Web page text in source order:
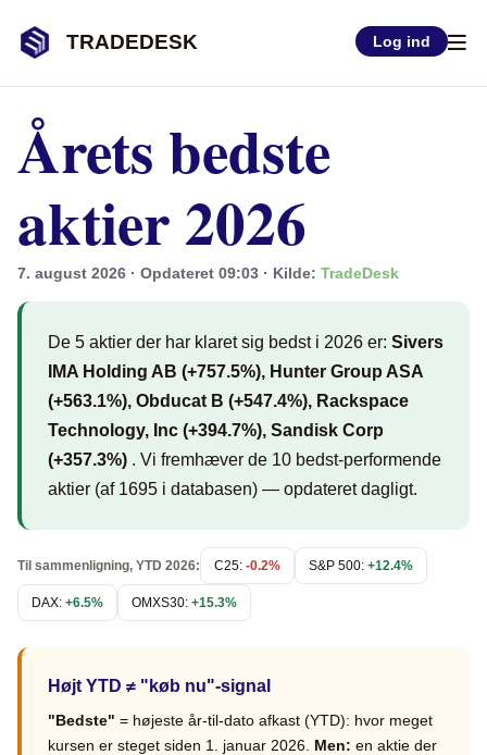
TRADEDESK Log ind
Årets bedste
aktier 2026
7. august 2026 · Opdateret 09:03 · Kilde: TradeDesk
De 5 aktier der har klaret sig bedst i 2026 er: Sivers
IMA Holding AB (+757.5%), Hunter Group ASA
(+563.1%), Obducat B (+547.4%), Rackspace
Technology, Inc (+394.7%), Sandisk Corp
(+357.3%) . Vi fremhæver de 10 bedst-performende
aktier (af 1695 i databasen) — opdateret dagligt.
Til sammenligning, YTD 2026: C25: -0.2% S&P 500: +12.4%
DAX: +6.5% OMXS30: +15.3%
Højt YTD ≠ "køb nu"-signal
"Bedste" = højeste år-til-dato afkast (YTD): hvor meget
kursen er steget siden 1. januar 2026. Men: en aktie der